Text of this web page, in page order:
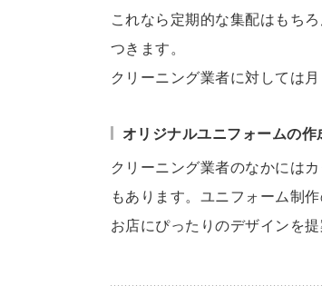
これなら定期的な集配はもち
つきます。
クリーニング業者に対しては
オリジナルユニフォームの作
クリーニング業者のなかには
もあります。ユニフォーム制
お店にぴったりのデザインを提